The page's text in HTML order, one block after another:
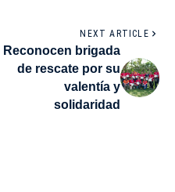
NEXT ARTICLE
Reconocen brigada
de rescate por su
valentía y
solidaridad